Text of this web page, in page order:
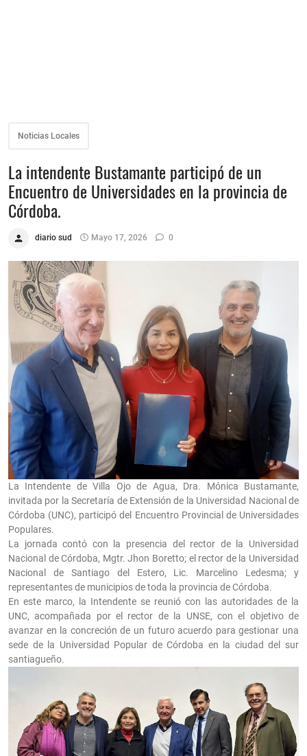
Noticias Locales
La intendente Bustamante participó de un
Encuentro de Universidades en la provincia de
Córdoba.
diario sud Mayo 17, 2026 0
La Intendente de Villa Ojo de Agua, Dra. Mónica Bustamante,
invitada por la Secretaría de Extensión de la Universidad Nacional de
Córdoba (UNC), participó del Encuentro Provincial de Universidades
Populares.
La jornada contó con la presencia del rector de la Universidad
Nacional de Córdoba, Mgtr. Jhon Boretto; el rector de la Universidad
Nacional de Santiago del Estero, Lic. Marcelino Ledesma; y
representantes de municipios de toda la provincia de Córdoba.
En este marco, la Intendente se reunió con las autoridades de la
UNC, acompañada por el rector de la UNSE, con el objetivo de
avanzar en la concreción de un futuro acuerdo para gestionar una
sede de la Universidad Popular de Córdoba en la ciudad del sur
santiagueño.